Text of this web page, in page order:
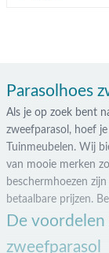
Parasolhoes
Als je op zoek bent
zweefparasol, hoef
Tuinmeubelen. Wij
van mooie merken
beschermhoezen
betaalbare prijzen.
De
zweefparasol